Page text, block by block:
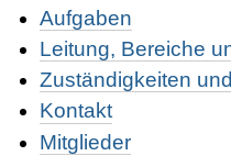
Aufgaben
Leitung, Bereiche
Zuständigkeiten
Kontakt
Mitglieder